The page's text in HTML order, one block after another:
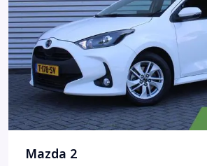
Mazda 2